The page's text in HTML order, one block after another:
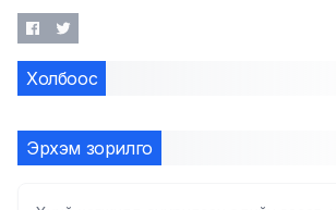
Холбоос
Эрхэм зорилго